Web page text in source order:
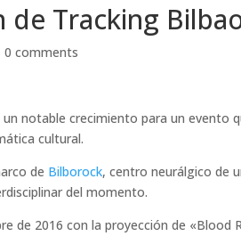
de Tracking
0 comments
notable crecimiento para un evento
cultural.
de Bilborock, centro neurálgico de
del momento.
de 2016 con la proyección de «Blood